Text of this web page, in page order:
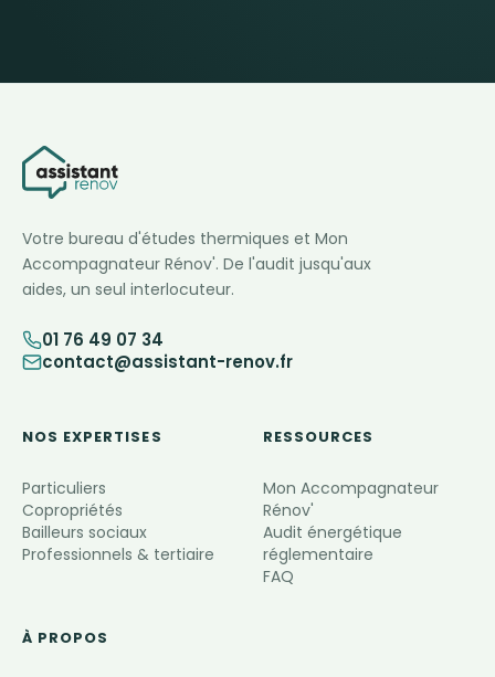
Votre bureau d'études thermiques et Mon
Accompagnateur Rénov'. De l'audit jusqu'aux
aides, un seul interlocuteur.
01 76 49 07 34
contact@assistant-renov.fr
NOS EXPERTISES
Particuliers
Copropriétés
Bailleurs sociaux
Professionnels & tertiaire
RESSOURCES
Mon Accompagnateur
Rénov'
Audit énergétique
réglementaire
FAQ
À PROPOS